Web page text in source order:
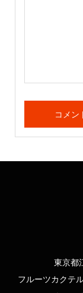
東京都
フルーツカクテ